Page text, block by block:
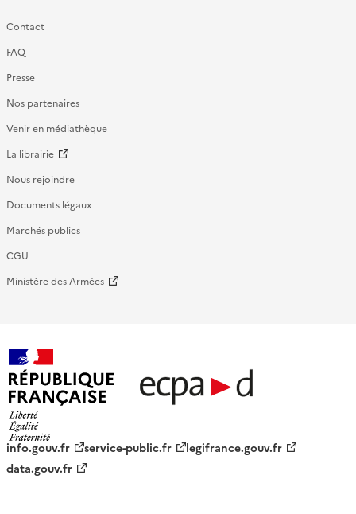
Contact
FAQ
Presse
Nos partenaires
Venir en médiathèque
La librairie
Nous rejoindre
Documents légaux
Marchés publics
CGU
Ministère des Armées
française - ECPAD
info.gouv.fr service-public.fr
legifrance.gouv.fr
data.gouv.fr